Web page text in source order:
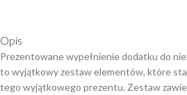
Opis
Prezentowane wypełnienie dodatku do
to wyjątkowy zestaw elementów, które
tego wyjątkowego prezentu. Zestaw